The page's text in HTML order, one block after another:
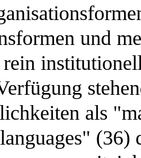
und
als
(36)